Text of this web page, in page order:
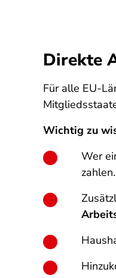
Direkte
Für alle EU-
Wichtig zu
Wer